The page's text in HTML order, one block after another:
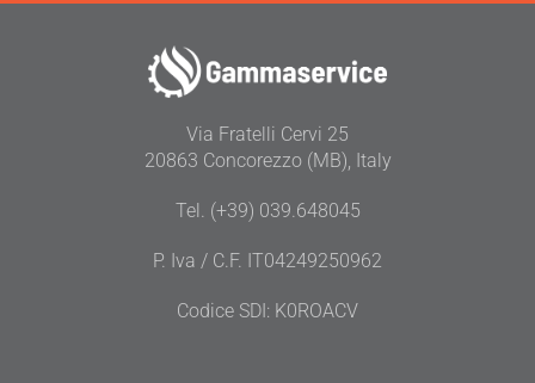
Via Fratelli Cervi 25
20863 Concorezzo (MB), Italy
Tel. (+39) 039.648045
P. Iva / C.F. IT04249250962
Codice SDI: K0ROACV